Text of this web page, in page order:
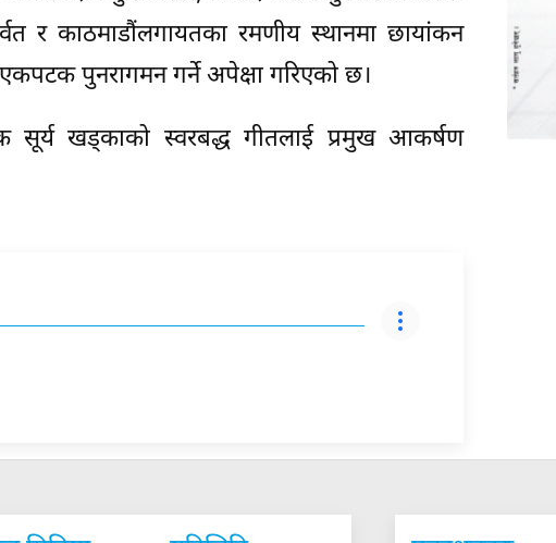
र काठमाडौंलगायतका रमणीय स्थानमा छायांकन
पुनरागमन गर्ने अपेक्षा गरिएको छ।
सूर्य खड्काको स्वरबद्ध गीतलाई प्रमुख आकर्षण